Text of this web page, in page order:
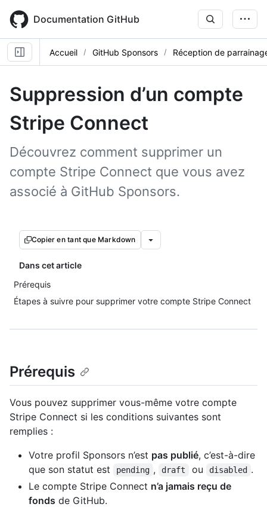
main
content
Documentation GitHub
Accueil GitHub Sponsors Réception de
Suppression d’un compte
Stripe Connect
Découvrez comment supprimer un
compte Stripe Connect que vous avez
associé à GitHub Sponsors.
Copier en tant que Markdown
Dans cet article
Prérequis
Étapes à suivre pour supprimer votre compte Stripe Connect
Prérequis
Vous pouvez supprimer vous-même votre compte
Stripe Connect si les conditions suivantes sont
remplies :
Votre profil Sponsors n’est pas publié, c’est-à-dire
que son statut est
pending , draft ou disabled .
Le compte Stripe Connect n’a jamais reçu de
fonds de GitHub.